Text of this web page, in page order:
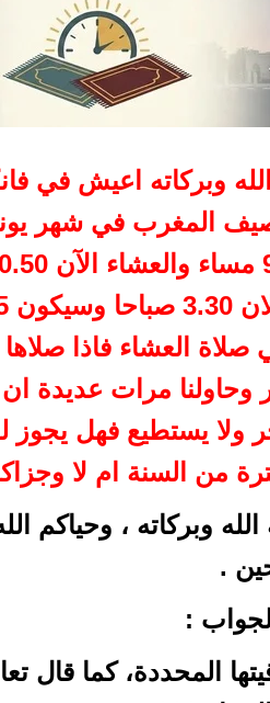
وبركاته اعيش في
المغرب في شهر
العشاء فاذا صلاها
وحاولنا مرات عديدة
ولا يستطيع فهل يجوز
من السنة ام لا
وبركاته ، وحياكم
.
:
المحددة، كما قال